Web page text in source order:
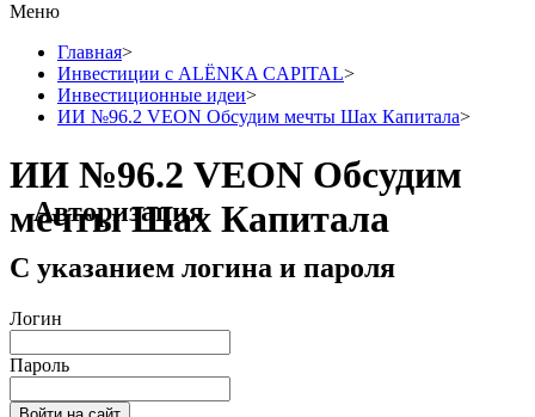
Меню
Главная>
Инвестиции с ALЁNKA CAPITAL>
Инвестиционные идеи>
ИИ №96.2 VEON Обсудим мечты Шах Капитала>
ИИ №96.2 VEON Обсудим
мечты Шах Капитала
Авторизация
С указанием логина и пароля
Логин
Пароль